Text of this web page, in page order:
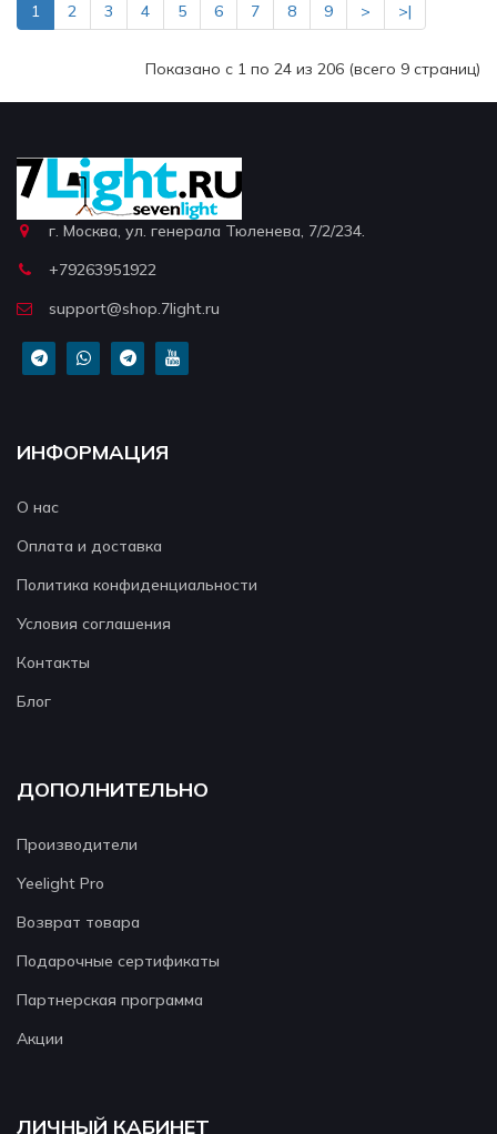
1 2 3 4 5 6 7 8 9 > >|
Показано с 1 по 24 из 206 (всего 9 страниц)
г. Москва, ул. генерала Тюленева, 7/2/234.
+79263951922
support@shop.7light.ru
ИНФОРМАЦИЯ
О нас
Оплата и доставка
Политика конфиденциальности
Условия соглашения
Контакты
Блог
ДОПОЛНИТЕЛЬНО
Производители
Yeelight Pro
Возврат товара
Подарочные сертификаты
Партнерская программа
Акции
ЛИЧНЫЙ КАБИНЕТ